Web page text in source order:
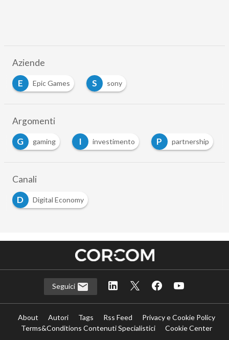
Aziende
E
Epic Games S sony
Argomenti
G
gaming I investimento P partnership
Canali
D
Digital Economy
Seguici
About Autori Tags Rss Feed
Privacy e Cookie Policy
Terms&Conditions Contenuti Specialistici
Cookie Center